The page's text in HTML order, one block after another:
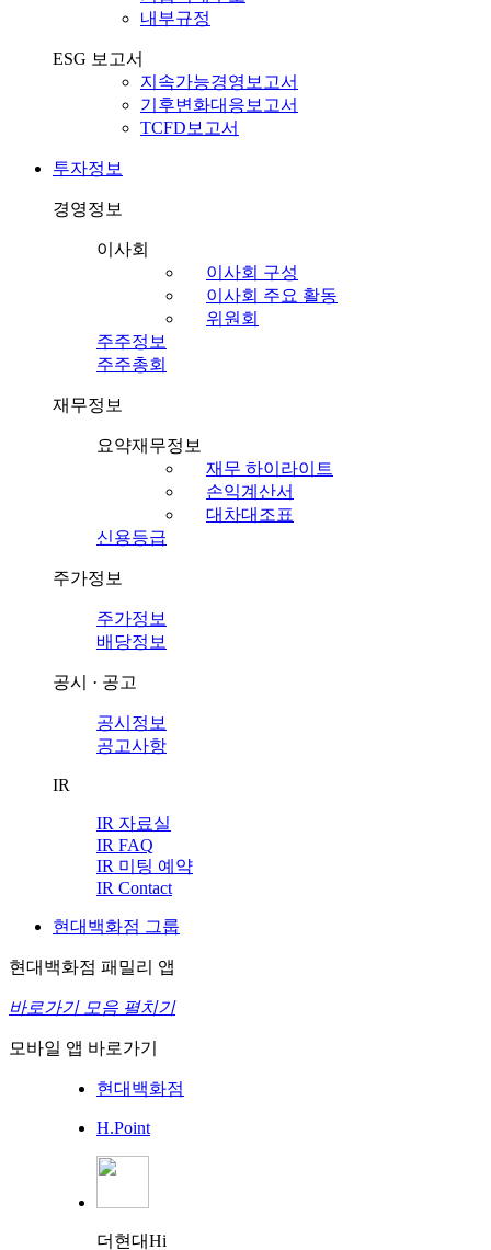
내부규정
ESG 보고서
지속가능경영보고서
기후변화대응보고서
TCFD보고서
투자정보
경영정보
이사회
이사회 구성
이사회 주요 활동
위원회
주주정보
주주총회
재무정보
요약재무정보
재무 하이라이트
손익계산서
대차대조표
신용등급
주가정보
주가정보
배당정보
공시 · 공고
공시정보
공고사항
IR
IR 자료실
IR FAQ
IR 미팅 예약
IR Contact
현대백화점 그룹
현대백화점 패밀리 앱
바로가기 모음 펼치기
모바일 앱 바로가기
현대백화점
H.Point
더현대Hi